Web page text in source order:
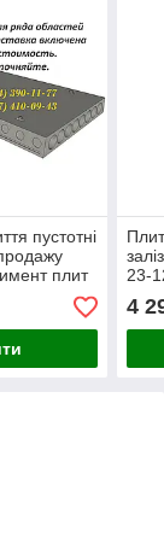
пустотні
плит
1,2 м, 1,5
23-
4